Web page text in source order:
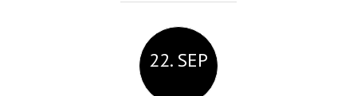
22. SEP